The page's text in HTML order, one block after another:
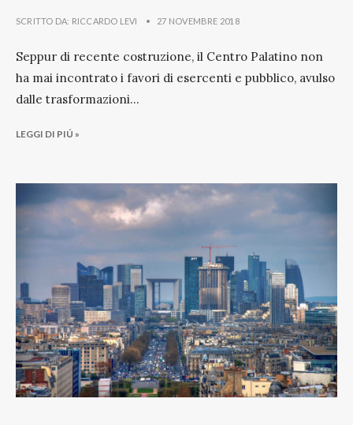
SCRITTO DA: RICCARDO LEVI • 27 NOVEMBRE 2018
Seppur di recente costruzione, il Centro Palatino non
ha mai incontrato i favori di esercenti e pubblico, avulso
dalle trasformazioni...
LEGGI DI PIÚ »